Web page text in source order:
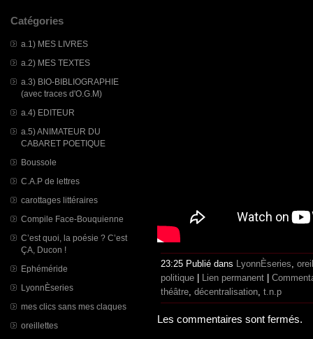
Catégories
a.1) MES LIVRES
a.2) MES TEXTES
a.3) BIO-BIBLIOGRAPHIE
(avec traces d'O.G.M)
a.4) EDITEUR
a.5) ANIMATEUR DU
CABARET POETIQUE
Boussole
C.A.P de lettres
carottages littéraires
Compile Face-Bouquienne
C’est quoi, la poésie ? C’est
ÇA, Ducon !
Ephéméride
LyonnÈseries
mes clics sans mes claques
oreillettes
23:25 Publié dans LyonnÈseries,
politique
Lien permanent
théâtre, décentralisation, t.n.p
Les commentaires sont fermés.